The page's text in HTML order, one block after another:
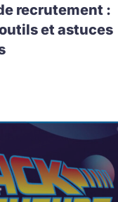
recrutement :
et astuces